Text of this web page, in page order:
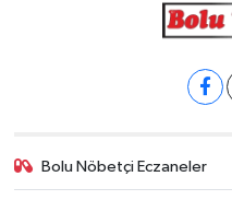
Bolu Nöbetçi Eczaneler